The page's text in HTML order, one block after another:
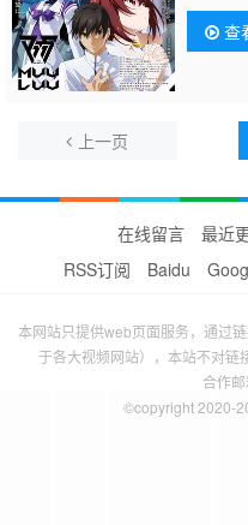
查
上一页
在线留言 最近
RSS订阅
Baidu
本网站只提供web页面服务，通过
于各大视频网站），本站不对链
合作邮
©copyright 2020-